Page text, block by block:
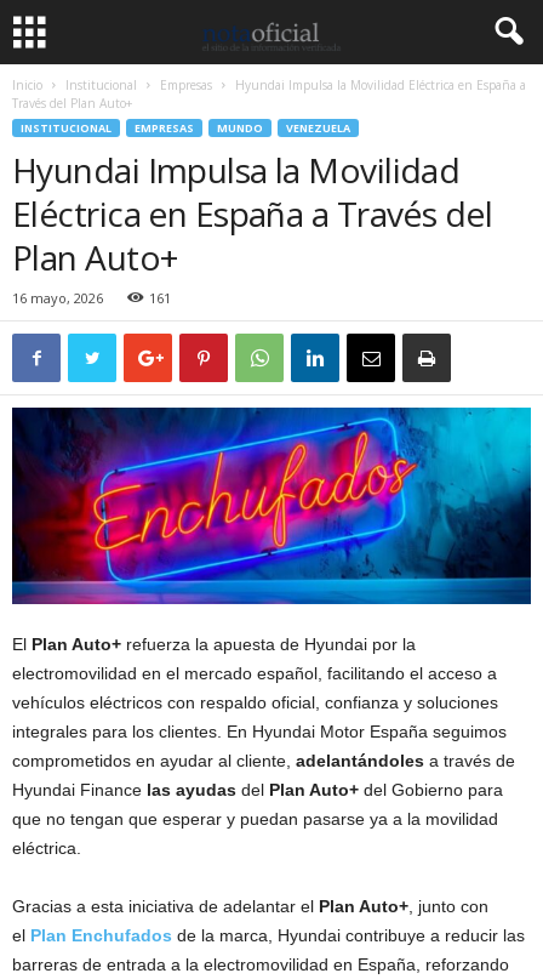
Inicio Institucional Empresas
Hyundai Impulsa la Movilidad Eléctrica en España a
Través del Plan Auto+
INSTITUCIONAL EMPRESAS MUNDO VENEZUELA
Hyundai Impulsa la Movilidad
Eléctrica en España a Través del
Plan Auto+
16 mayo, 2026 161
El Plan Auto+ refuerza la apuesta de Hyundai por la
electromovilidad en el mercado español, facilitando el acceso a
vehículos eléctricos con respaldo oficial, confianza y soluciones
integrales para los clientes. En Hyundai Motor España seguimos
comprometidos en ayudar al cliente, adelantándoles a través de
Hyundai Finance las ayudas del Plan Auto+ del Gobierno para
que no tengan que esperar y puedan pasarse ya a la movilidad
eléctrica.
Gracias a esta iniciativa de adelantar el Plan Auto+ , junto con
el Plan Enchufados de la marca, Hyundai contribuye a reducir las
barreras de entrada a la electromovilidad en España, reforzando